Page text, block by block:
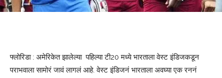
फ्लोरिडा : अमेरिकेत झालेल्या पहिल्या टी20 मध्ये भारताला वेस्ट इंडिजकडून
पराभवाला सामोरं जावं लागलं आहे. वेस्ट इंडिजनं भारताला अवघ्या एक रननं